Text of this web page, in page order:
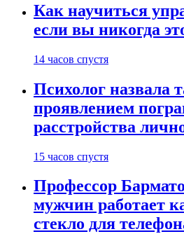
Как научиться
если вы никогда
14 часов спустя
Психолог назвала
проявлением
расстройства
15 часов спустя
Профессор
мужчин работает
стекло для